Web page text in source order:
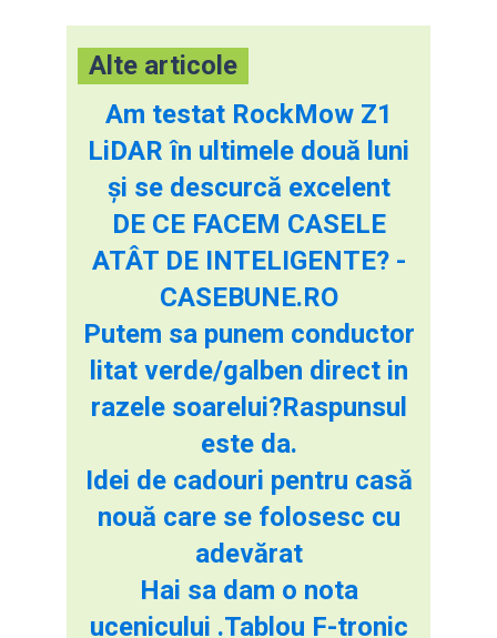
Alte articole
Am testat RockMow Z1
LiDAR în ultimele două luni
și se descurcă excelent
DE CE FACEM CASELE
ATÂT DE INTELIGENTE? -
CASEBUNE.RO
Putem sa punem conductor
litat verde/galben direct in
razele soarelui?Raspunsul
este da.
Idei de cadouri pentru casă
nouă care se folosesc cu
adevărat
Hai sa dam o nota
ucenicului .Tablou F-tronic